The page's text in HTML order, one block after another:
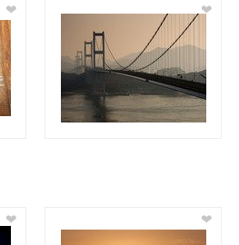
❤ ❤
❤ ❤